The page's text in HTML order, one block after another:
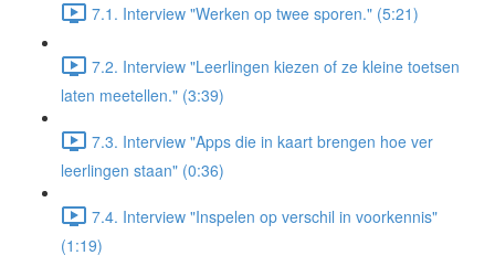
7.1. Interview "Werken op twee sporen." (5:21)
7.2. Interview "Leerlingen kiezen of ze kleine toetsen
laten meetellen." (3:39)
7.3. Interview "Apps die in kaart brengen hoe ver
leerlingen staan" (0:36)
7.4. Interview "Inspelen op verschil in voorkennis"
(1:19)